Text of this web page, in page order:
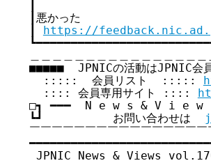
┃悪かった
https://
■■■■■  JPNICの活動はJPNIC会
  :::::  会員リスト  :::::
  :::: 会員専用サイト ::::
□┓ ━━━  N e w s & V i e w s
┗┛          お問い合わせは
￣￣￣￣￣￣￣￣￣￣￣￣￣￣￣
JPNIC News & Views